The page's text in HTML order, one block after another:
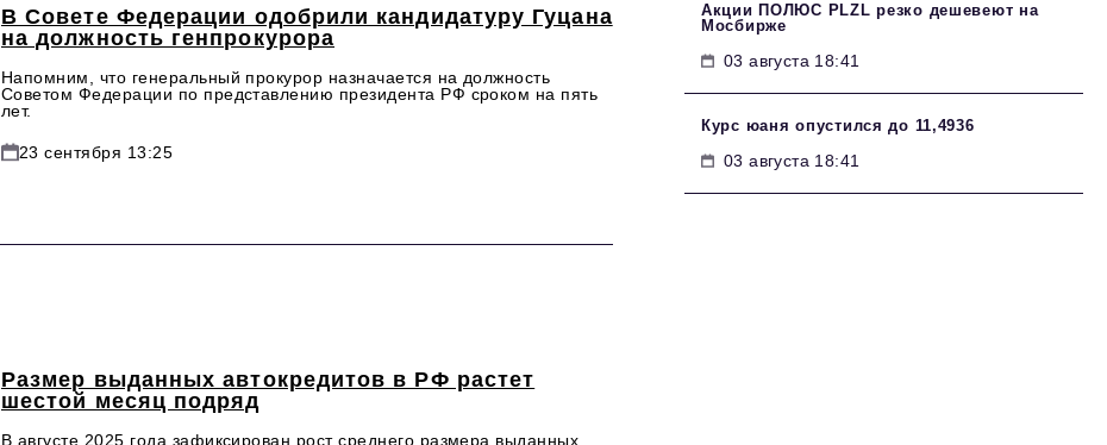
В Совете Федерации одобрили кандидатуру Гуцана
на должность генпрокурора
Напомним, что генеральный прокурор назначается на должность
Советом Федерации по представлению президента РФ сроком на пять
лет.
23 сентября 13:25
Размер выданных автокредитов в РФ растет
шестой месяц подряд
В августе 2025 года зафиксирован рост среднего размера выданных
Акции ПОЛЮС PLZL резко дешевеют на
Мосбирже
03 августа 18:41
Курс юаня опустился до 11,4936
03 августа 18:41